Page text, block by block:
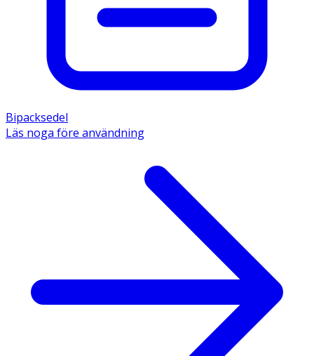
Bipacksedel
Läs noga före användning